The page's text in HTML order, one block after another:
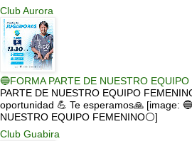
Club Aurora
🔵FORMA PARTE DE NUESTRO
PARTE DE NUESTRO EQUIPO
oportunidad 💪 Te esperamos🙏 [image:
NUESTRO EQUIPO FEMENINO⚪]
Club Guabira